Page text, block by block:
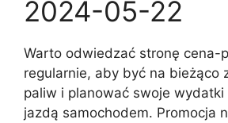
2024-05-22
Warto odwiedzać stronę cena-
regularnie, aby być na bieżąco
paliw i planować swoje wydatki
jazdą samochodem. Promocja